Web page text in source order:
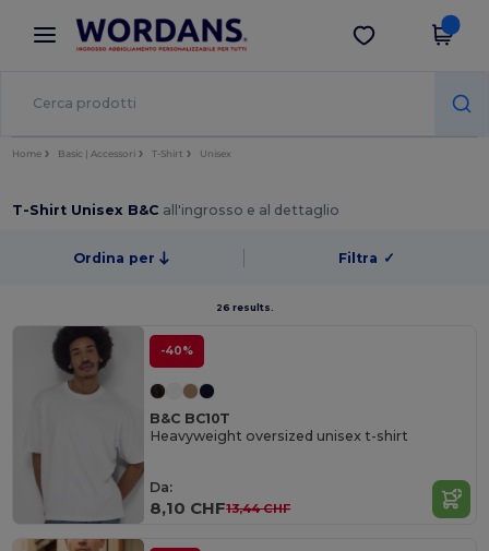
× App Wordans
Prezzi migliori sull'app!
Scarica app
Home Basic | Accessori T-Shirt Unisex
T-Shirt Unisex B&C all'ingrosso e al dettaglio
Ordina per Filtra ✓
26 results.
-40%
B&C BC10T
Heavyweight oversized unisex t-shirt
Da:
8,10 CHF13,44 CHF